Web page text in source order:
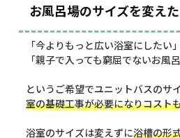
お風呂場のサイズを変え
「今よりもっと広い浴室にしたい」
「親子で入っても窮屈でないお風
というご希望でユニットバスのサ
室の基礎工事が必要になりコスト
浴室のサイズは変えずに浴槽の形